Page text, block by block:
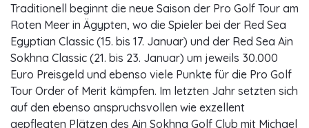
Traditionell beginnt die neue Saison der Pro Golf Tour am
Roten Meer in Ägypten, wo die Spieler bei der Red Sea
Egyptian Classic (15. bis 17. Januar) und der Red Sea Ain
Sokhna Classic (21. bis 23. Januar) um jeweils 30.000
Euro Preisgeld und ebenso viele Punkte für die Pro Golf
Tour Order of Merit kämpfen. Im letzten Jahr setzten sich
auf den ebenso anspruchsvollen wie exzellent
gepflegten Plätzen des Ain Sokhna Golf Club mit Michael